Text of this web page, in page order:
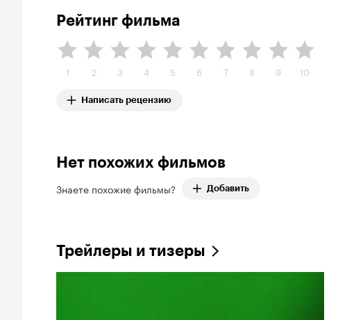
Рейтинг фильма
1 2 3 4 5 6 7 8 9 10
Написать рецензию
Нет похожих фильмов
Знаете похожие фильмы? Добавить
Трейлеры и тизеры